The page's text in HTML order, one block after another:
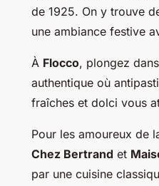
de 1925. On y trouve
une ambiance festive
À Flocco, plongez
authentique où
fraîches et dolci vous
Pour les amoureux de
Chez Bertrand et
par une cuisine